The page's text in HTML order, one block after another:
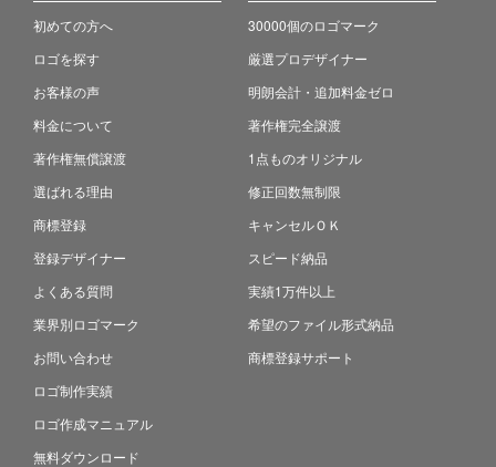
初めての方へ
ロゴを探す
お客様の声
料金について
著作権無償譲渡
選ばれる理由
商標登録
登録デザイナー
よくある質問
業界別ロゴマーク
お問い合わせ
ロゴ制作実績
ロゴ作成マニュアル
無料ダウンロード
30000個のロゴマーク
厳選プロデザイナー
明朗会計・追加料金ゼロ
著作権完全譲渡
1点ものオリジナル
修正回数無制限
キャンセルＯＫ
スピード納品
実績1万件以上
希望のファイル形式納品
商標登録サポート